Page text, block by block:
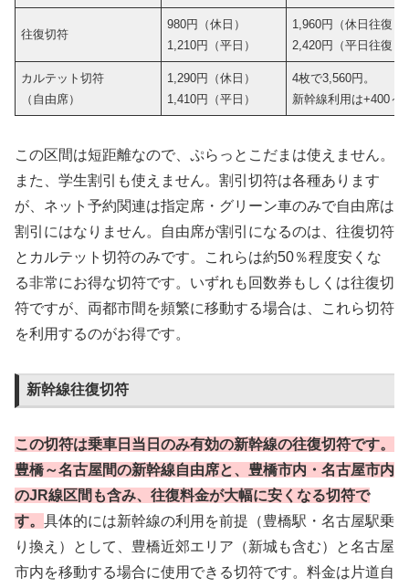
往復切符
980円（休日）
1,210円（平日）
1,960円（休日往復）
2,420円（平日往復）
カルテット切符
（自由席）
1,290円（休日）
1,410円（平日）
4枚で3,560円。
新幹線利用は+400～
この区間は短距離なので、ぷらっとこだまは使えません。
また、学生割引も使えません。割引切符は各種あります
が、ネット予約関連は指定席・グリーン車のみで自由席は
割引にはなりません。自由席が割引になるのは、往復切符
とカルテット切符のみです。これらは約50％程度安くな
る非常にお得な切符です。いずれも回数券もしくは往復切
符ですが、両都市間を頻繁に移動する場合は、これら切符
を利用するのがお得です。
新幹線往復切符
この切符は乗車日当日のみ有効の新幹線の往復切符です。
豊橋～名古屋間の新幹線自由席と、豊橋市内・名古屋市内
のJR線区間も含み、往復料金が大幅に安くなる切符で
す。 具体的には新幹線の利用を前提（豊橋駅・名古屋駅乗
り換え）として、豊橋近郊エリア（新城も含む）と名古屋
市内を移動する場合に使用できる切符です。料金は片道自